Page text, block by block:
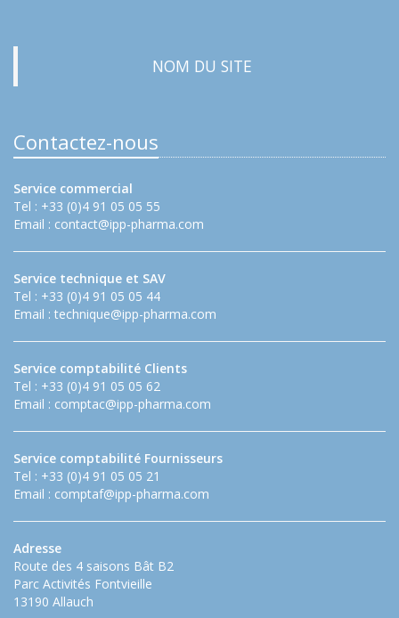
NOM DU SITE
Contactez-nous
Service commercial
Tel : +33 (0)4 91 05 05 55
Email : contact@ipp-pharma.com
Service technique et SAV
Tel : +33 (0)4 91 05 05 44
Email : technique@ipp-pharma.com
Service comptabilité Clients
Tel : +33 (0)4 91 05 05 62
Email : comptac@ipp-pharma.com
Service comptabilité Fournisseurs
Tel : +33 (0)4 91 05 05 21
Email : comptaf@ipp-pharma.com
Adresse
Route des 4 saisons Bât B2
Parc Activités Fontvieille
13190 Allauch